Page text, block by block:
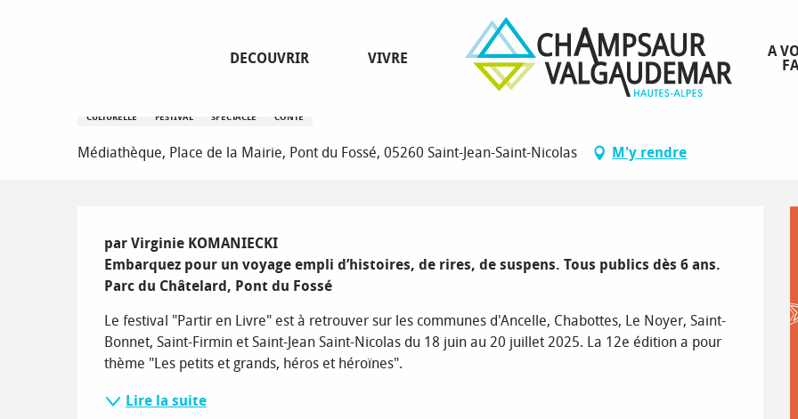
DECOUVRIR VIVRE
A
CULTURELLE FESTIVAL SPECTACLE CONTE
Médiathèque, Place de la Mairie, Pont du Fossé, 05260 Saint-Jean-Saint-Nicolas M'y rendre
par Virginie KOMANIECKI
Embarquez pour un voyage empli d’histoires, de rires, de suspens. Tous publics dès 6 ans.
Parc du Châtelard, Pont du Fossé
Le festival "Partir en Livre" est à retrouver sur les communes d'Ancelle, Chabottes, Le Noyer, Saint-
Bonnet, Saint-Firmin et Saint-Jean Saint-Nicolas du 18 juin au 20 juillet 2025. La 12e édition a pour
thème "Les petits et grands, héros et héroïnes".
Lire la suite